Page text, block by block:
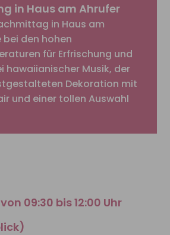
in Haus am Ahrufer
in Haus am
den hohen
für Erfrischung und
hawaiianischer Musik, der
Dekoration mit
und einer tollen Auswahl
09:30 bis 12:00 Uhr